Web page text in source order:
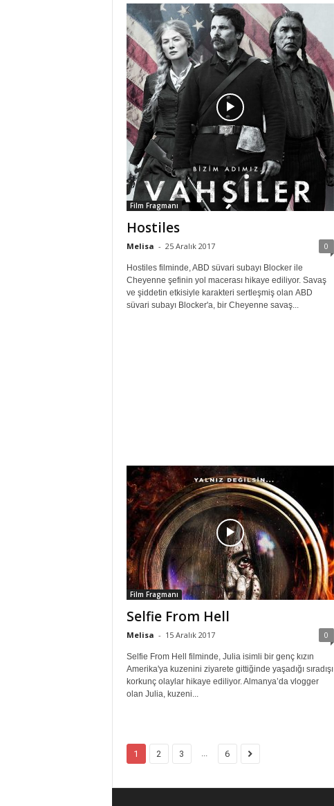
Film Fragmanı
Hostiles
Melisa - 25 Aralık 2017 0
Hostiles filminde, ABD süvari subayı Blocker ile
Cheyenne şefinin yol macerası hikaye ediliyor. Savaş
ve şiddetin etkisiyle karakteri sertleşmiş olan ABD
süvari subayı Blocker'a, bir Cheyenne savaş...
Film Fragmanı
Selfie From Hell
Melisa - 15 Aralık 2017 0
Selfie From Hell filminde, Julia isimli bir genç kızın
Amerika'ya kuzenini ziyarete gittiğinde yaşadığı sıradışı
korkunç olaylar hikaye ediliyor. Almanya’da vlogger
olan Julia, kuzeni...
1 2 3 ... 6